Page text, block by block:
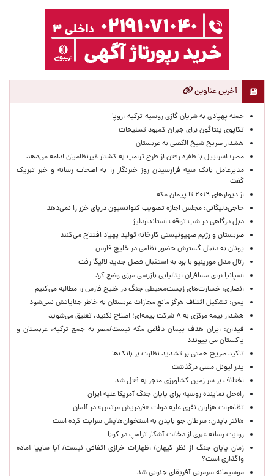
آخرین عناوین
حمله پهپادی به شریان گازی روسیه-ترکیه-اروپا
تکاپوی پنتاگون برای جبران کمبود تسلیحات
هشدار صریح شیخ الکعبی به عربستان
مصر: اسراییل با طفره رفتن از طرح ترامپ به کشتار غیرنظامیان ادامه می‌دهد
مدیرعامل بانک سپه فرارسیدن روز خبرنگار را به اصحاب رسانه و خبر تبریک
گفت
از دیوارهای ۲۰۱۹ تا پیمان مکه
حاجی‌دلیگانی: مجلس اجازه تصویب کنوانسیون دریای خزر را نمی‌دهد
دبل درگاهی در شب توقف استانداردلیژ
صربستان و رژیم صهیونیستی کارخانه تولید پهپاد افتتاح می‌کنند
یونان به دنبال گسترش حضور نظامی در خلیج فارس
رئال مدل مورینیو با برد به استقبال فصل جدید لالیگا رفت
اسپانیا برای مسافران ایتالیایی بازرسی مرزی وضع کرد
انصاری: خسارت‌های زیست‌محیطی جنگ در خلیج فارس را مطالبه‌ می‌کنیم
یمن: تشکیل ائتلاف هرگز مانع مجازات عربستان به خاطر جنایاتش نمی‌شود
هشدار بیمه مرکزی به ۸ شرکت بیمه‌ای؛ اصلاح نکنید، تعلیق می‌شوید
فیدان: ایران هدف پیمان دفاعی مکه نیست/مصر به جمع ترکیه، عربستان و
پاکستان می پیوندد
تاکید صریح همتی بر تشدید نظارت بر بانک‌ها
پدر لیونل مسی درگذشت
اختلاف بر سر زمین کشاورزی منجر به قتل شد
راه‌حل نماینده روسیه برای پایان جنگ آمریکا علیه ایران
تظاهرات هزاران نفری علیه دولت «فردریش مرتس» در آلمان
هانتر بایدن: سرطان جو بایدن به استخوان‌هایش سرایت کرده است
روایت رسانه عبری از دخالت آشکار ترامپ در کوبا
زمان پایان جنگ از نظر کیهان/ اظهارات خرازی اتفاقی نیست/ آیا سایپا آماده
واگذاری است؟
موسیمانه سرمربی آفریقای جنوبی شد